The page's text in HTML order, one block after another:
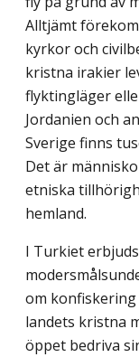
Alltjämt
kyrkor och
kristna irakier
flyktingläger
Jordanien och
Sverige finns
Det är
etniska
hemland.
I Turkiet
om
landets kristna
öppet bedriva